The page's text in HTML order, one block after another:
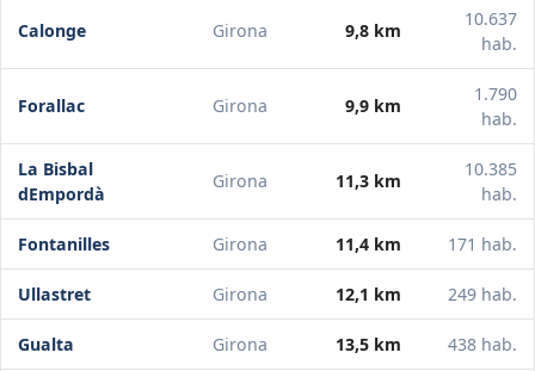
Calonge Girona 9,8 km
10.637
hab.
Forallac Girona 9,9 km
1.790
hab.
La Bisbal
dEmpordà
Girona 11,3 km
10.385
hab.
Fontanilles Girona 11,4 km 171 hab.
Ullastret Girona 12,1 km 249 hab.
Gualta Girona 13,5 km 438 hab.